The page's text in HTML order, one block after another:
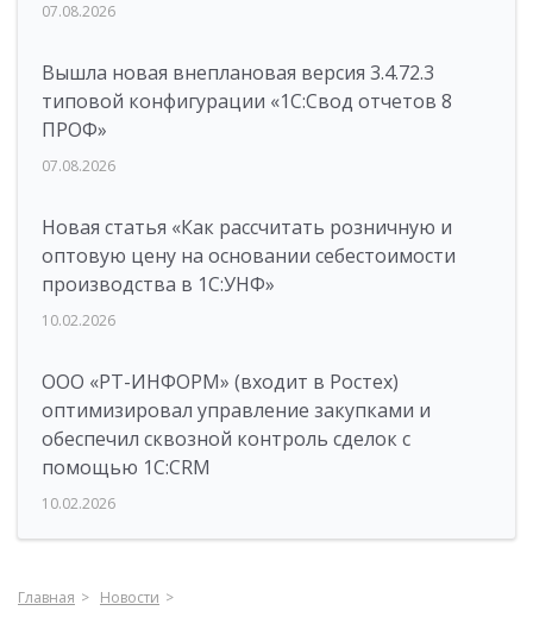
07.08.2026
Вышла новая внеплановая версия 3.4.72.3
типовой конфигурации «1C:Свод отчетов 8
ПРОФ»
07.08.2026
Новая статья «Как рассчитать розничную и
оптовую цену на основании себестоимости
производства в 1С:УНФ»
10.02.2026
ООО «РТ-ИНФОРМ» (входит в Ростех)
оптимизировал управление закупками и
обеспечил сквозной контроль сделок с
помощью 1С:CRM
10.02.2026
Главная
Новости